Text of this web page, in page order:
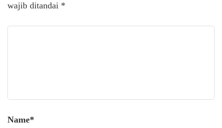
wajib ditandai *
Name*